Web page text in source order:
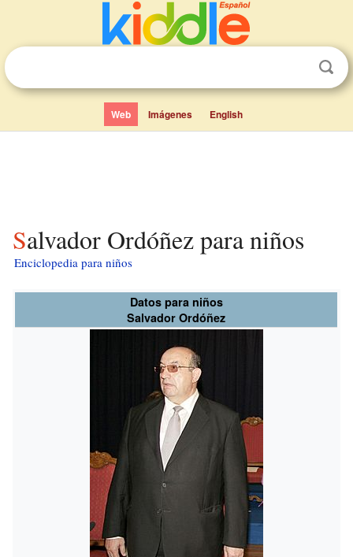
Web Imágenes English
Salvador Ordóñez para niños
Enciclopedia para niños
Datos para niños
Salvador Ordóñez